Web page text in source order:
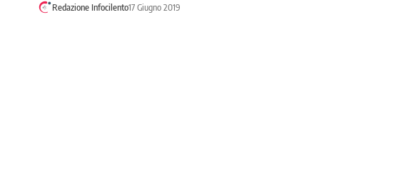
Redazione Infocilento17 Giugno 2019